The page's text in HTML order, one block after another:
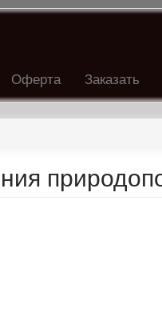
Оферта Заказать